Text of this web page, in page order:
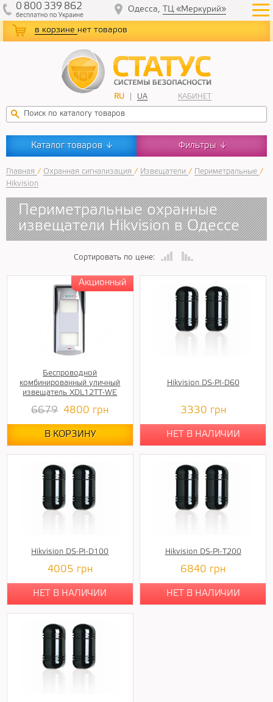
в корзине нет товаров
RU UA КАБИНЕТ
0 800 339 862
бесплатнопо Украине
Одесса, ТЦ «Меркурий»
Каталог товаров ↓ Фильтры ↓
Главная / Охранная сигнализация / Извещатели / Периметральные /
Hikvision
Периметральные охранные
извещатели Hikvision в Одессе
Сортировать по цене:
Беспроводной
комбинированный уличный
извещатель XDL12TT-WE
6679 4800 грн
В КОРЗИНУ
Hikvision DS-PI-D60
3330 грн
НЕТ В НАЛИЧИИ
Hikvision DS-PI-D100
4005 грн
НЕТ В НАЛИЧИИ
Hikvision DS-PI-T200
6840 грн
НЕТ В НАЛИЧИИ